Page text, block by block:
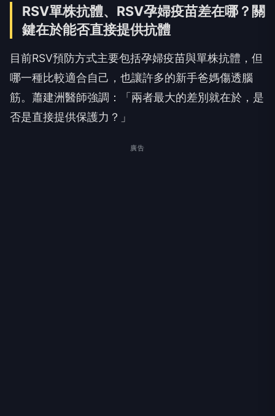
RSV單株抗體、RSV孕婦疫苗差在哪？關
鍵在於能否直接提供抗體
目前RSV預防方式主要包括孕婦疫苗與單株抗體，但
哪一種比較適合自己，也讓許多的新手爸媽傷透腦
筋。蕭建洲醫師強調：「兩者最大的差別就在於，是
否是直接提供保護力？」
廣告